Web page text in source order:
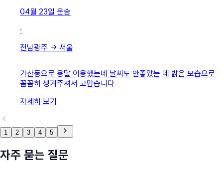
04월 23일 운송
·
전남광주 → 서울
가산동으로 용달 이용했는데 날씨도 안좋았는 데 밝은 모습으로
꼼꼼히 챙겨주셔서 고맙습니다
자세히 보기
1 2 3 4 5
자주 묻는 질문